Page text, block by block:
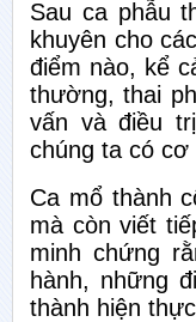
Sau ca phẫu
khuyên cho
điểm nào, kể
thường, thai
vấn và điều
chúng ta có cơ
Ca mổ thành
mà còn viết
minh chứng
hành, những
thành hiện